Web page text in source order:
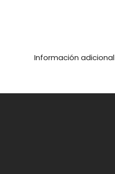
Información adicional